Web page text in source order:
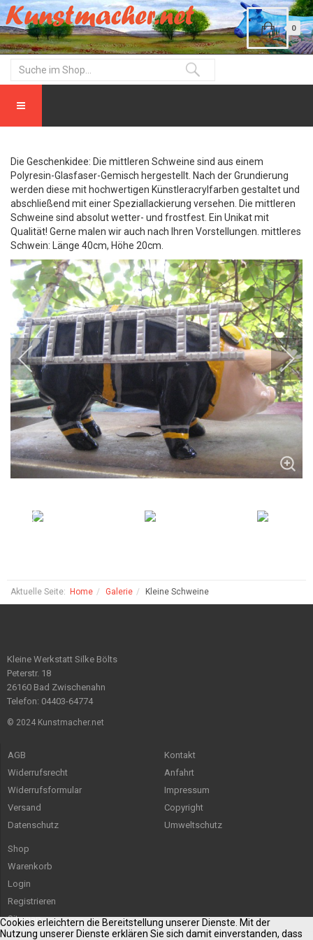
0
Die Geschenkidee: Die mittleren Schweine sind aus einem
Polyresin-Glasfaser-Gemisch hergestellt. Nach der Grundierung
werden diese mit hochwertigen Künstleracrylfarben gestaltet und
abschließend mit einer Speziallackierung versehen. Die mittleren
Schweine sind absolut wetter- und frostfest. Ein Unikat mit
Qualität! Gerne malen wir auch nach Ihren Vorstellungen. mittleres
Schwein: Länge 40cm, Höhe 20cm.
Aktuelle Seite: Home Galerie Kleine Schweine
Kleine Werkstatt Silke Bölts
Peterstr. 18
26160 Bad Zwischenahn
Telefon: 04403-64774
© 2024 Kunstmacher.net
AGB
Widerrufsrecht
Widerrufsformular
Versand
Datenschutz
Kontakt
Anfahrt
Impressum
Copyright
Umweltschutz
Shop
Warenkorb
Login
Registrieren
Sitemap
Cookies erleichtern die Bereitstellung unserer Dienste. Mit der
Nutzung unserer Dienste erklären Sie sich damit einverstanden, dass